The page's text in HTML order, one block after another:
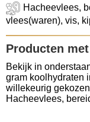
Hacheevlees,
vlees(waren), vis,
Producten
Bekijk in
gram koolhydraten
willekeurig
Hacheevlees,